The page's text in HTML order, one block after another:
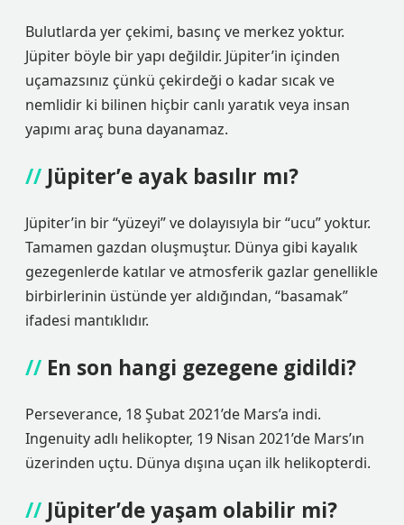
Bulutlarda yer çekimi, basınç ve merkez yoktur.
Jüpiter böyle bir yapı değildir. Jüpiter’in içinden
uçamazsınız çünkü çekirdeği o kadar sıcak ve
nemlidir ki bilinen hiçbir canlı yaratık veya insan
yapımı araç buna dayanamaz.
Jüpiter’e ayak basılır mı?
Jüpiter’in bir “yüzeyi” ve dolayısıyla bir “ucu” yoktur.
Tamamen gazdan oluşmuştur. Dünya gibi kayalık
gezegenlerde katılar ve atmosferik gazlar genellikle
birbirlerinin üstünde yer aldığından, “basamak”
ifadesi mantıklıdır.
En son hangi gezegene gidildi?
Perseverance, 18 Şubat 2021’de Mars’a indi.
Ingenuity adlı helikopter, 19 Nisan 2021’de Mars’ın
üzerinden uçtu. Dünya dışına uçan ilk helikopterdi.
Jüpiter’de yaşam olabilir mi?